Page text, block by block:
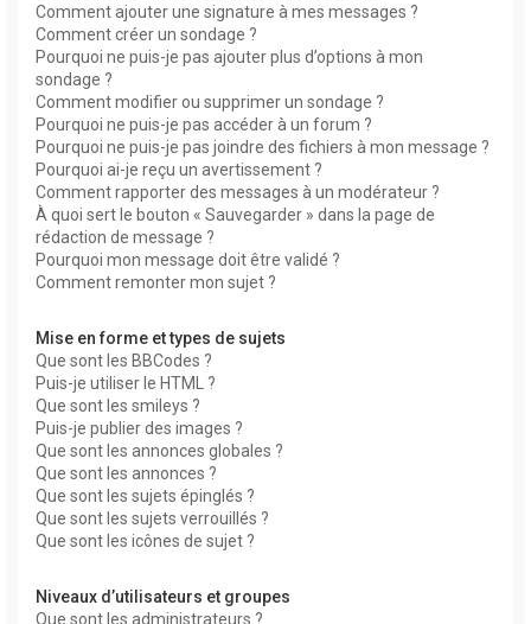
Comment ajouter une signature à mes messages ?
Comment créer un sondage ?
Pourquoi ne puis-je pas ajouter plus d’options à mon
sondage ?
Comment modifier ou supprimer un sondage ?
Pourquoi ne puis-je pas accéder à un forum ?
Pourquoi ne puis-je pas joindre des fichiers à mon message ?
Pourquoi ai-je reçu un avertissement ?
Comment rapporter des messages à un modérateur ?
À quoi sert le bouton « Sauvegarder » dans la page de
rédaction de message ?
Pourquoi mon message doit être validé ?
Comment remonter mon sujet ?
Mise en forme et types de sujets
Que sont les BBCodes ?
Puis-je utiliser le HTML ?
Que sont les smileys ?
Puis-je publier des images ?
Que sont les annonces globales ?
Que sont les annonces ?
Que sont les sujets épinglés ?
Que sont les sujets verrouillés ?
Que sont les icônes de sujet ?
Niveaux d’utilisateurs et groupes
Que sont les administrateurs ?